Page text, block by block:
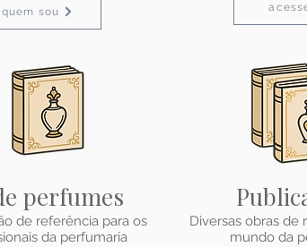
quem sou
perfumes
de referência para os
da perfumaria
Diversas obras de
mundo da